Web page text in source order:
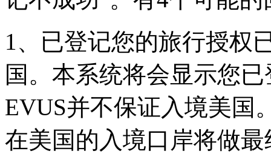
1、已登记您的旅行授权
国。本系统将会显示您
EVUS并不保证入境美国
在美国的入境口岸将做